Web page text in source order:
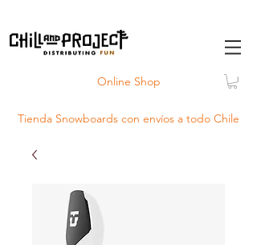
Online Shop
Tienda Snowboards con envíos a todo Chile